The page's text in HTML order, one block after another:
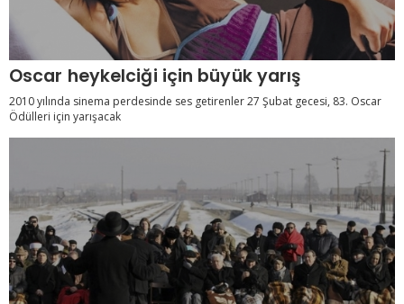
Oscar heykelciği için büyük yarış
2010 yılında sinema perdesinde ses getirenler 27 Şubat gecesi, 83. Oscar
Ödülleri için yarışacak